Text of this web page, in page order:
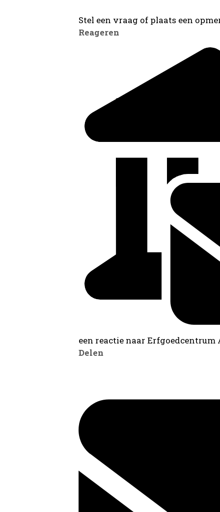
Stel een vraag of plaats een
Reageren
een reactie naar
Delen